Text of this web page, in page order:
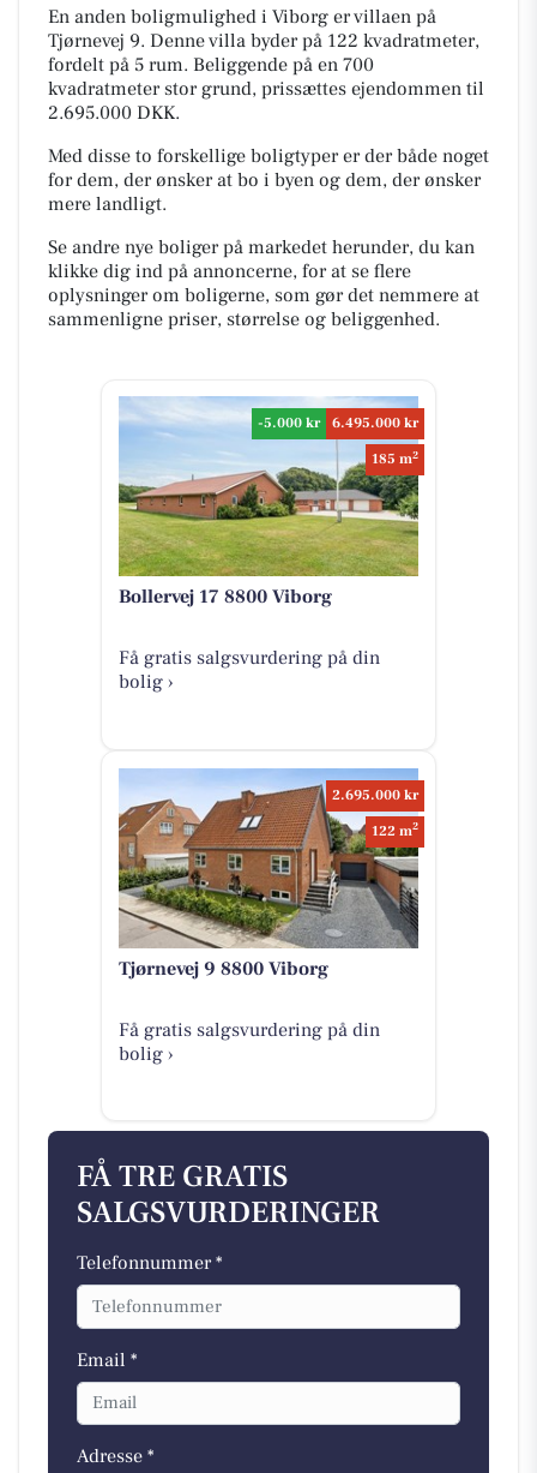
En anden boligmulighed i Viborg er villaen på
Tjørnevej 9. Denne villa byder på 122 kvadratmeter,
fordelt på 5 rum. Beliggende på en 700
kvadratmeter stor grund, prissættes ejendommen til
2.695.000 DKK.
Med disse to forskellige boligtyper er der både noget
for dem, der ønsker at bo i byen og dem, der ønsker
mere landligt.
Se andre nye boliger på markedet herunder, du kan
klikke dig ind på annoncerne, for at se flere
oplysninger om boligerne, som gør det nemmere at
sammenligne priser, størrelse og beliggenhed.
-5.000 kr
6.495.000 kr
185 m2
Bollervej 17 8800 Viborg
Få gratis salgsvurdering på din
bolig ›
2.695.000 kr
122 m2
Tjørnevej 9 8800 Viborg
Få gratis salgsvurdering på din
bolig ›
FÅ TRE GRATIS
SALGSVURDERINGER
Telefonnummer *
Email *
Adresse *